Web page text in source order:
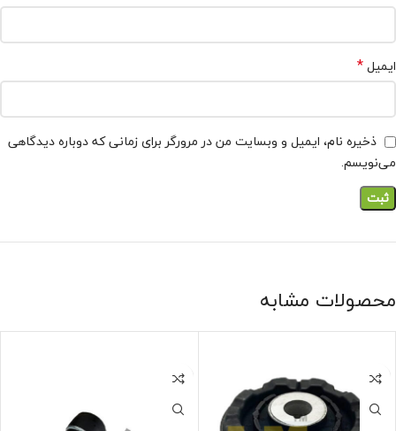
ایمیل*
ذخیره نام، ایمیل و وبسایت من در مرورگر برای زمانی که دوباره دیدگاهی
می‌نویسم.
محصولات مشابه